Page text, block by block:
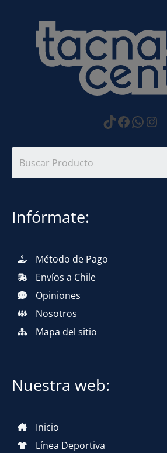
https://
Infórmate:
Método de Pago
Envíos a Chile
Opiniones
Nosotros
Mapa del sitio
Nuestra web:
Inicio
Línea Deportiva